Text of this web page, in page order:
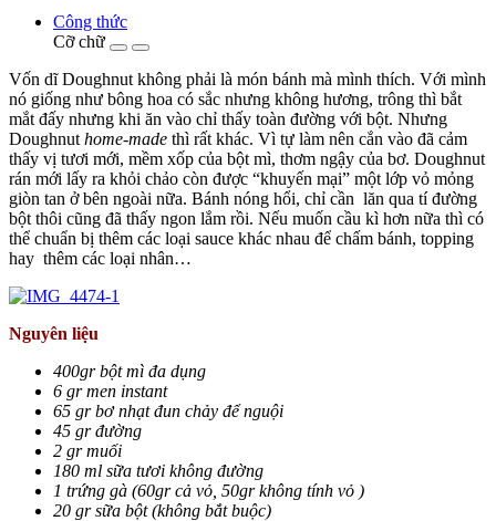
Công thức
Cỡ chữ
Vốn dĩ Doughnut không phải là món bánh mà mình thích. Với mình
nó giống như bông hoa có sắc nhưng không hương, trông thì bắt
mắt đấy nhưng khi ăn vào chỉ thấy toàn đường với bột. Nhưng
Doughnut home-made thì rất khác. Vì tự làm nên cắn vào đã cảm
thấy vị tươi mới, mềm xốp của bột mì, thơm ngậy của bơ. Doughnut
rán mới lấy ra khỏi chảo còn được “khuyến mại” một lớp vỏ mỏng
giòn tan ở bên ngoài nữa. Bánh nóng hổi, chỉ cần lăn qua tí đường
bột thôi cũng đã thấy ngon lắm rồi. Nếu muốn cầu kì hơn nữa thì có
thể chuẩn bị thêm các loại sauce khác nhau để chấm bánh, topping
hay thêm các loại nhân…
Nguyên liệu
400gr bột mì đa dụng
6 gr men instant
65 gr bơ nhạt đun chảy để nguội
45 gr đường
2 gr muối
180 ml sữa tươi không đường
1 trứng gà (60gr cả vỏ, 50gr không tính vỏ )
20 gr sữa bột (không bắt buộc)